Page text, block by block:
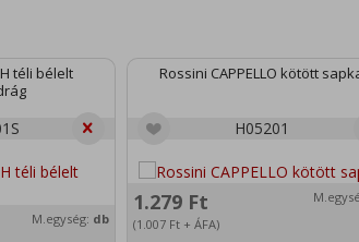
téli bélelt
M.egység: db
Rossini CAPPELLO kötött
H05201
1.279 Ft
(1.007 Ft+ ÁFA)